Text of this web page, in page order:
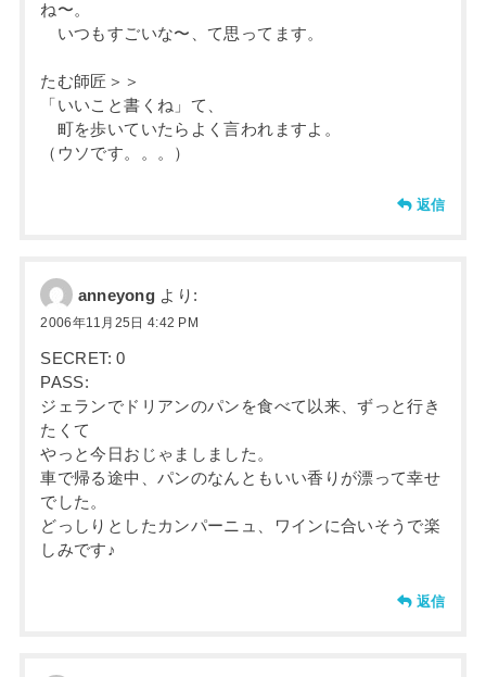
ね〜。
いつもすごいな〜、て思ってます。
たむ師匠＞＞
「いいこと書くね」て、
町を歩いていたらよく言われますよ。
（ウソです。。。）
返信
anneyong より:
2006年11月25日 4:42 PM
SECRET: 0
PASS:
ジェランでドリアンのパンを食べて以来、ずっと行き
たくて
やっと今日おじゃましました。
車で帰る途中、パンのなんともいい香りが漂って幸せ
でした。
どっしりとしたカンパーニュ、ワインに合いそうで楽
しみです♪
返信